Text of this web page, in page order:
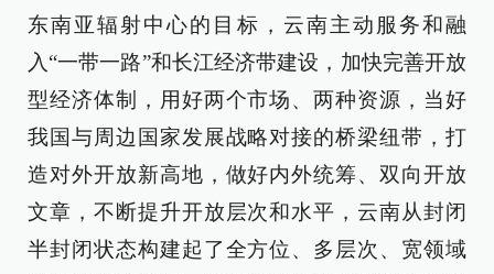
东南亚辐射中心的目标，云南主动服务和融
入“一带一路”和长江经济带建设，加快完善开放
型经济体制，用好两个市场、两种资源，当好
我国与周边国家发展战略对接的桥梁纽带，打
造对外开放新高地，做好内外统筹、双向开放
文章，不断提升开放层次和水平，云南从封闭
半封闭状态构建起了全方位、多层次、宽领域